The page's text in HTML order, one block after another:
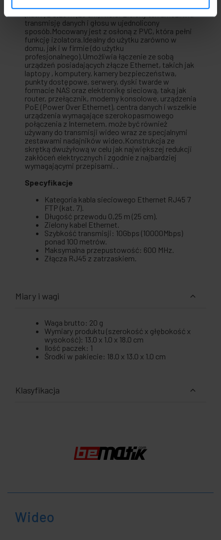
Kabel sieciowy Ethernet RJ45 kategorii 7 FTP
(kat.7) z 0,25 m (25 cm) i kolor Zielony ten umożliwia
transmisję danych i głosu w ujednolicony
sposób.Mocowany jest z osłoną z PVC, która pełni
funkcję izolatora.Idealny do użytku zarówno w
domu, jak i w firmie (do użytku
profesjonalnego).Umożliwia łączenie ze sobą
urządzeń posiadających złącze Ethernet, takich jak
laptopy , komputery, kamery bezpieczeństwa,
punkty dostępowe, serwery, dyski twarde w
formacie NAS oraz elektronikę sieciową, taką jak
router, przełącznik, modemy konsolowe, urządzenia
PoE (Power Over Ethernet), centra danych i wszelkie
urządzenia wymagające szerokopasmowego
połączenia z Internetem. może być również
używany do transmisji wideo wraz ze specjalnymi
zestawami nadajników wideo.Konstrukcja ze
skrętką dwużyłową w celu jak największej redukcji
zakłóceń elektrycznych i zgodnie z najbardziej
wymagającymi przepisami. .
Specyfikacje
Kategoria kabla sieciowego Ethernet RJ45 7
FTP (kat. 7).
Długość przewodu 0,25 m (25 cm).
Zielony kabel Ethernet.
Szybkość transmisji: 10Gbps (10000Mbps)
ponad 100 metrów.
Maksymalna przepustowość: 600 MHz.
Złącza RJ45 z zatrzaskiem.
Miary i wagi
Waga brutto: 20 g
Wymiary produktu (szerokość x głębokość x
wysokość): 13.0 x 1.0 x 18.0 cm
Ilość paczek: 1
Środki w pakiecie: 18.0 x 13.0 x 1.0 cm
Klasyfikacja
Wideo